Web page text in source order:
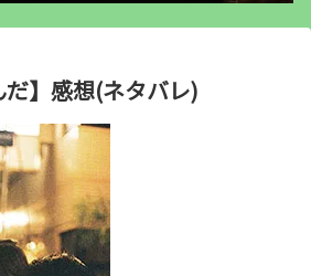
】感想(ネタバレ)